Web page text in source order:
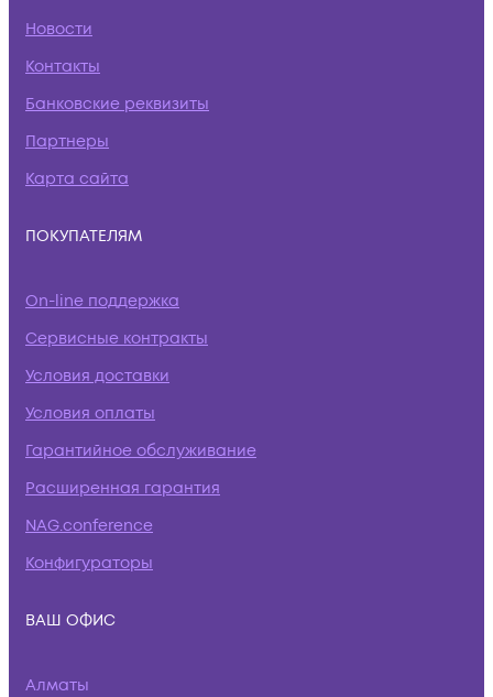
Новости
Контакты
Банковские реквизиты
Партнеры
Карта сайта
ПОКУПАТЕЛЯМ
On-line поддержка
Сервисные контракты
Условия доставки
Условия оплаты
Гарантийное обслуживание
Расширенная гарантия
NAG.conference
Конфигураторы
ВАШ ОФИС
Алматы